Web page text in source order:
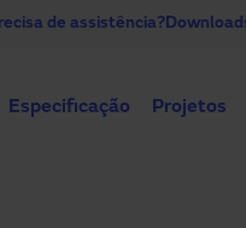
de assistência?
Especificação Projetos